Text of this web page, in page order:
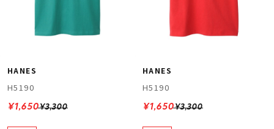
HANES
H5190
¥3,300
¥1,650
HANES
H5190
¥3,300
¥1,650